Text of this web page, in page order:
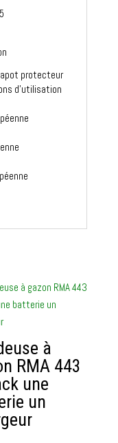
protecteur
d'utilisation
à
RMA 443
une
un